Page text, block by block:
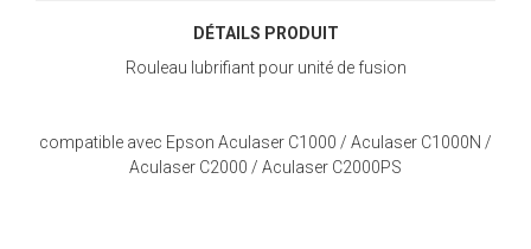
DÉTAILS PRODUIT
Rouleau lubrifiant pour unité de fusion
compatible avec Epson Aculaser C1000 / Aculaser C1000N /
Aculaser C2000 / Aculaser C2000PS